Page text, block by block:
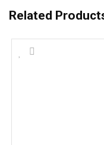
Related